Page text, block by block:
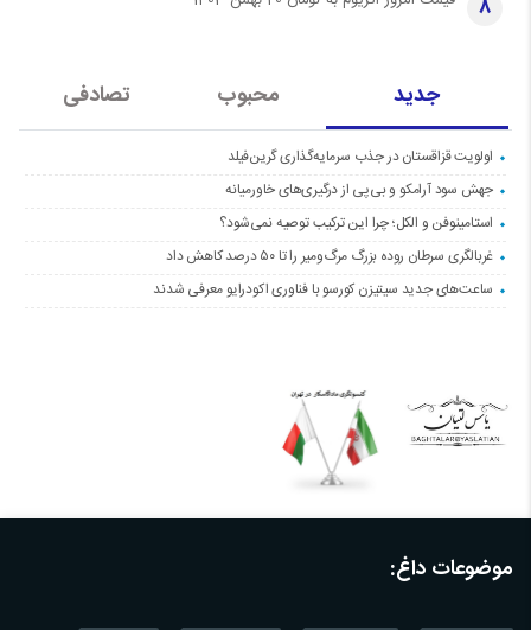
8
جدید محبوب تصادفی
اولویت قزاقستان در جذب سرمایه‌گذاری گرین‌فیلد
جهش سود آرامکو و بی‌پی از درگیری‌های خاورمیانه
استامینوفن و الکل؛ چرا این ترکیب توصیه نمی‌شود؟
غربالگری سرطان روده بزرگ مرگ‌ومیر را تا ۵۰ درصد کاهش داد
ساعت‌های جدید سیتیزن کورسو با فناوری اکودرایو معرفی شدند
موضوعات داغ: